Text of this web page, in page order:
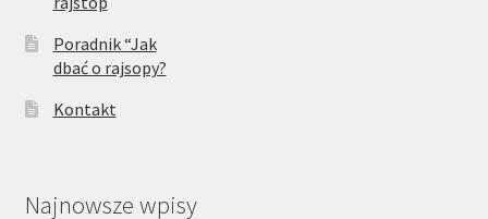
Poradnik “Jak
dbać o rajsopy?
Kontakt
Najnowsze wpisy